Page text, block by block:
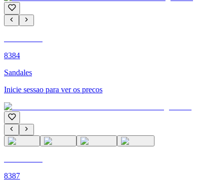
8384
Sandales
Inicie sessao para ver os precos
8387